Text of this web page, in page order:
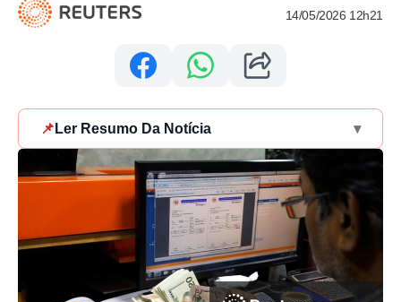
14/05/2026 12h21
📌 Ler Resumo Da Notícia ▾